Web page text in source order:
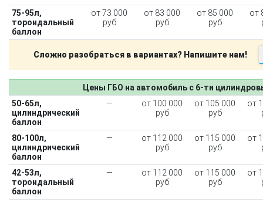
75-95л,
тороидальный
баллон
от 73 000
руб
от 83 000
руб
от 85 000
руб
от
Сложно разобраться в вариантах? Напишите нам!
Цены ГБО на автомобиль с 6-ти
50-65л,
цилиндрический
баллон
—
от 100 000
руб
от 105 000
руб
от
80-100л,
цилиндрический
баллон
—
от 112 000
руб
от 115 000
руб
от
42-53л,
тороидальный
баллон
—
от 112 000
руб
от 115 000
руб
от